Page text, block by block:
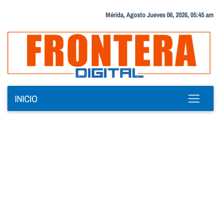
Mérida, Agosto Jueves 06, 2026, 05:45 am
INICIO